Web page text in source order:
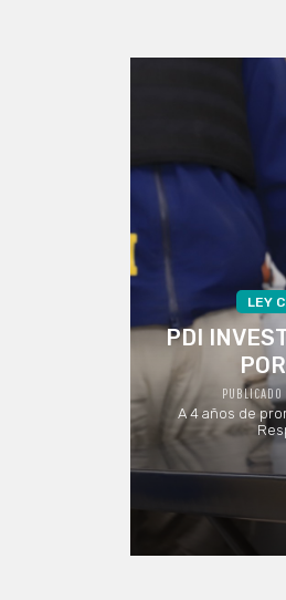
LEY
PDI
A 4 años de